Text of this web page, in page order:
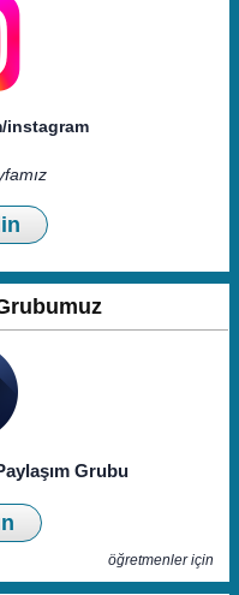
instagram
Grubu
öğretmenler için